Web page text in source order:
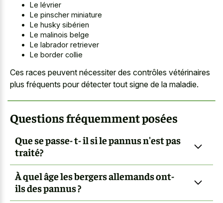
Le lévrier
Le pinscher miniature
Le husky sibérien
Le malinois belge
Le labrador retriever
Le border collie
Ces races peuvent nécessiter des contrôles vétérinaires
plus fréquents pour détecter tout signe de la maladie.
Questions fréquemment posées
Que se passe- t- il si le pannus n'est pas
traité?
À quel âge les bergers allemands ont-
ils des pannus ?